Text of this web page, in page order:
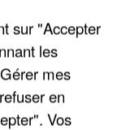
LES REFUGES
sur "Accepter
les
mes
en
Vos